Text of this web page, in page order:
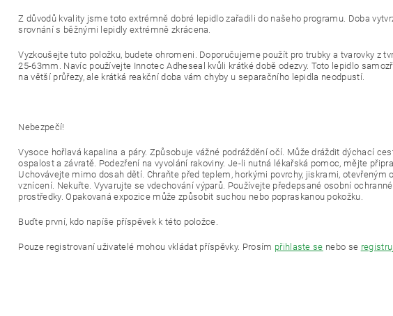
Z důvodů kvality jsme toto extrémně dobré lepidlo zařadili do našeho programu. Doba
srovnání s běžnými lepidly extrémně zkrácena.
Vyzkoušejte tuto položku, budete ohromeni. Doporučujeme použít pro trubky a tvarovky z
25-63mm. Navíc používejte Innotec Adheseal kvůli krátké době odezvy. Toto lepidlo
na větší průřezy, ale krátká reakční doba vám chyby u separačního lepidla neodpustí.
Nebezpečí!
Vysoce hořlavá kapalina a páry. Způsobuje vážné podráždění očí. Může dráždit dýchací
ospalost a závratě. Podezření na vyvolání rakoviny. Je-li nutná lékařská pomoc, mějte
Uchovávejte mimo dosah dětí. Chraňte před teplem, horkými povrchy, jiskrami, otevřeným
vznícení. Nekuřte. Vyvarujte se vdechování výparů. Používejte předepsané osobní ochranné
prostředky. Opakovaná expozice může způsobit suchou nebo popraskanou pokožku.
Buďte první, kdo napíše příspěvek k této položce.
Pouze registrovaní uživatelé mohou vkládat příspěvky. Prosím přihlaste se nebo se